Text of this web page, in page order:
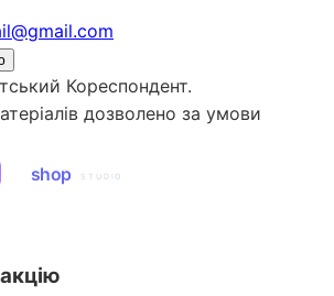
Кореспондент.
дозволено за умови
shop STUDIO